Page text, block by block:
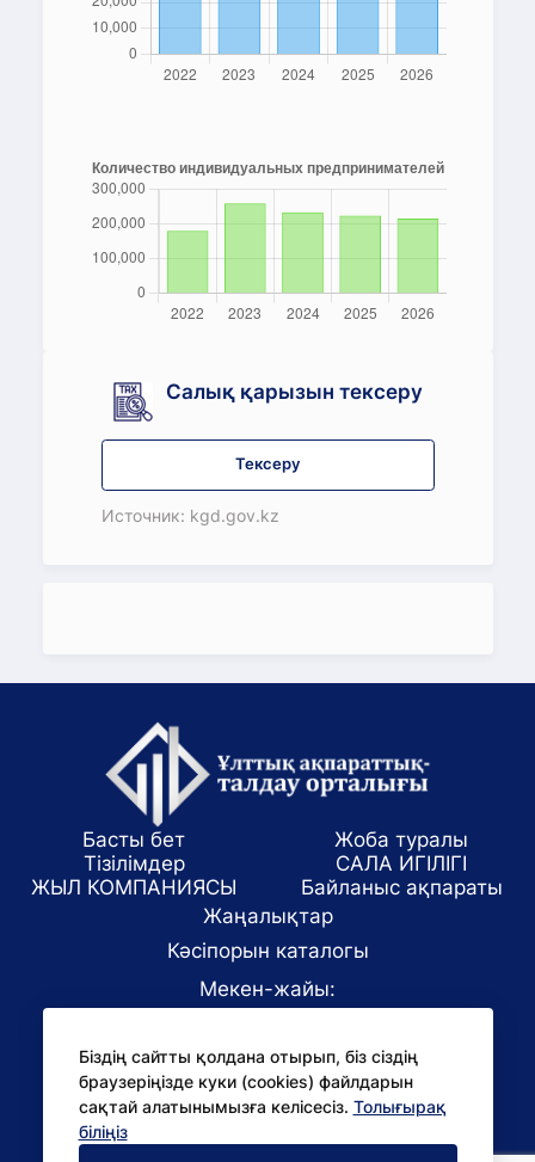
Салық қарызын тексеру
Тексеру
Источник: kgd.gov.kz
Біздің сайтты қолдана отырып, біз сіздің
браузеріңізде куки (cookies) файлдарын
сақтай алатынымызға келісесіз. Толығырақ
біліңіз
Басты бет
Жоба туралы
Тізілімдер
САЛА ИГІЛІГІ
ЖЫЛ КОМПАНИЯСЫ
Байланыс ақпараты
Жаңалықтар
Кәсіпорын каталогы
Мекен-жайы:
E-mail:
office@niac.kz